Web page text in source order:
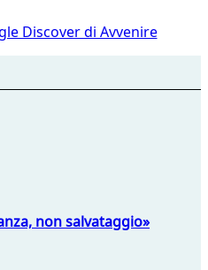
Discover di Avvenire
non salvataggio»